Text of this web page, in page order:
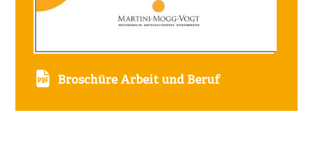
Broschüre Arbeit und Beruf